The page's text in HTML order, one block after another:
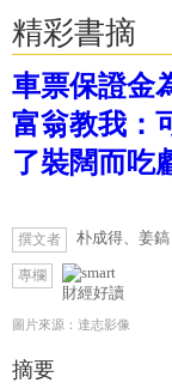
精彩書摘
車票保證金
富翁教我：
了裝闊而吃
撰文者 朴成得、姜鎬
專欄
財經好讀
圖片來源：達志影像
摘要